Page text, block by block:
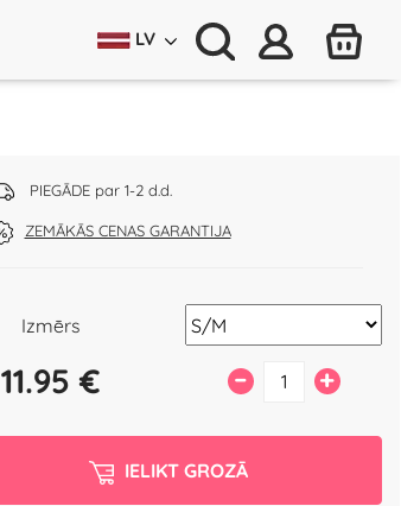
LV
PIEGĀDE par 1-2 d.d.
ZEMĀKĀS CENAS GARANTIJA
Izmērs
11.95 € – +
IELIKT GROZĀ